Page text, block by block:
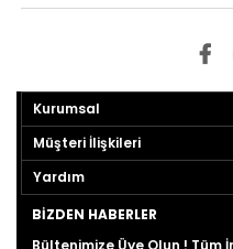
Kurumsal
Müşteri İlişkileri
Yardım
BIZDEN HABERLER